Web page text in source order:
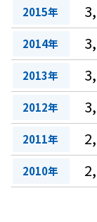
2015年
2014年
2013年
2012年
2011年
2010年